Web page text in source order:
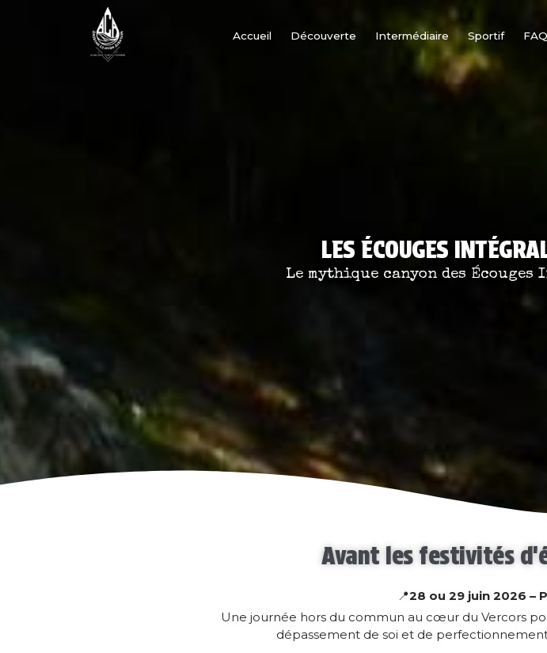
Accueil Découverte Intermédiaire Sportif FAQ
Le mythique canyon des
LES ÉCOUGES
Avant les festivités
📍28 ou 29 juin 2026 –
Une journée hors du commun au cœur du Vercors
dépassement de soi et de